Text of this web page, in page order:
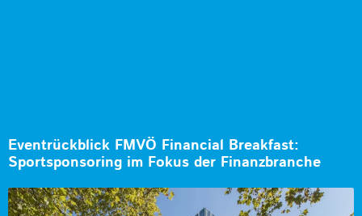
Eventrückblick FMVÖ Financial Breakfast:
Sportsponsoring im Fokus der Finanzbranche